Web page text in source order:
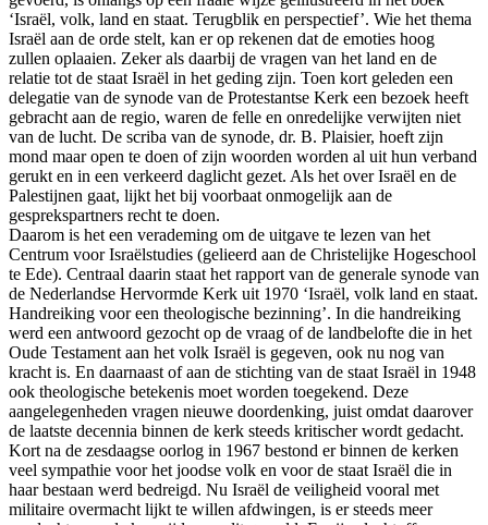
‘Israël, volk, land en staat. Terugblik en perspectief’. Wie het thema
Israël aan de orde stelt, kan er op rekenen dat de emoties hoog
zullen oplaaien. Zeker als daarbij de vragen van het land en de
relatie tot de staat Israël in het geding zijn. Toen kort geleden een
delegatie van de synode van de Protestantse Kerk een bezoek heeft
gebracht aan de regio, waren de felle en onredelijke verwijten niet
van de lucht. De scriba van de synode, dr. B. Plaisier, hoeft zijn
mond maar open te doen of zijn woorden worden al uit hun verband
gerukt en in een verkeerd daglicht gezet. Als het over Israël en de
Palestijnen gaat, lijkt het bij voorbaat onmogelijk aan de
gesprekspartners recht te doen.
Daarom is het een verademing om de uitgave te lezen van het
Centrum voor Israëlstudies (gelieerd aan de Christelijke Hogeschool
te Ede). Centraal daarin staat het rapport van de generale synode van
de Nederlandse Hervormde Kerk uit 1970 ‘Israël, volk land en staat.
Handreiking voor een theologische bezinning’. In die handreiking
werd een antwoord gezocht op de vraag of de landbelofte die in het
Oude Testament aan het volk Israël is gegeven, ook nu nog van
kracht is. En daarnaast of aan de stichting van de staat Israël in 1948
ook theologische betekenis moet worden toegekend. Deze
aangelegenheden vragen nieuwe doordenking, juist omdat daarover
de laatste decennia binnen de kerk steeds kritischer wordt gedacht.
Kort na de zesdaagse oorlog in 1967 bestond er binnen de kerken
veel sympathie voor het joodse volk en voor de staat Israël die in
haar bestaan werd bedreigd. Nu Israël de veiligheid vooral met
militaire overmacht lijkt te willen afdwingen, is er steeds meer